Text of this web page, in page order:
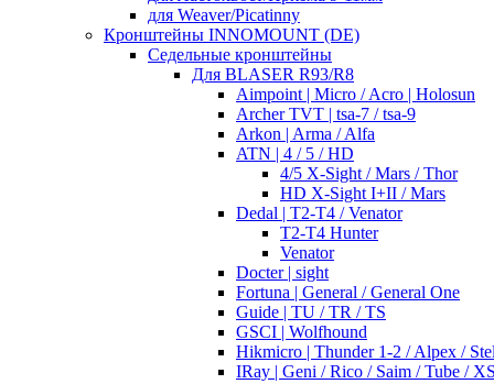
для Weaver/Picatinny
Кронштейны INNOMOUNT (DE)
Седельные кронштейны
Для BLASER R93/R8
Aimpoint | Micro / Acro | Holosun
Archer TVT | tsa-7 / tsa-9
Arkon | Arma / Alfa
ATN | 4 / 5 / HD
4/5 X-Sight / Mars / Thor
HD X-Sight I+II / Mars
Dedal | T2-T4 / Venator
T2-T4 Hunter
Venator
Docter | sight
Fortuna | General / General One
Guide | TU / TR / TS
GSCI | Wolfhound
Hikmicro | Thunder 1-2 / Alpex /
IRay | Geni / Rico / Saim / Tube /